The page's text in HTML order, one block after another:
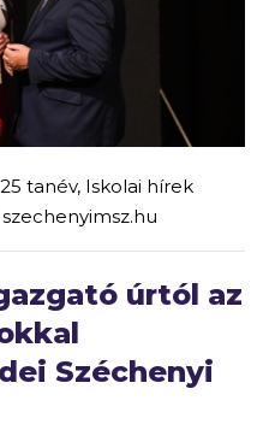
tanév, Iskolai hírek
szechenyimsz.hu
úrtól az
Széchenyi